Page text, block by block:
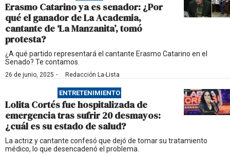
Erasmo Catarino ya es senador: ¿Por
qué el ganador de La Academia,
cantante de ‘La Manzanita’, tomó
protesta?
¿A qué partido representará el cantante Erasmo Catarino en el
Senado? Te contamos.
26 de junio, 2025 · Redacción La-Lista
ENTRETENIMIENTO
Lolita Cortés fue hospitalizada de
emergencia tras sufrir 20 desmayos:
¿cuál es su estado de salud?
La actriz y cantante confesó que dejó de tomar su tratamiento
médico, lo que desencadenó el problema.